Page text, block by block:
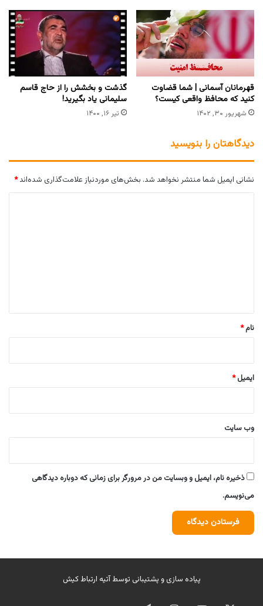
قهرمانان آسمانی | شما قضاوت
کنید که محافظ واقعی کیست؟
شهریور ۳۰, ۱۴۰۲
گذشت و بخشش را از حاج قاسم
سلیمانی یاد بگیرید!
تیر ۱۶, ۱۴۰۰
دیدگاهتان را بنویسید
نشانی ایمیل شما منتشر نخواهد شد. بخش‌های موردنیاز علامت‌گذاری شده‌اند*
نام*
ایمیل*
وب‌ سایت
ذخیره نام، ایمیل و وبسایت من در مرورگر برای زمانی که دوباره دیدگاهی
می‌نویسم.
پیاده سازی و پشتیبانی توسطآتیه ارتباط کیش